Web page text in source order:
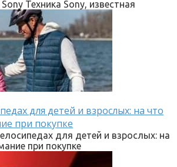
Техника Sony, известная
для детей и взрослых: на что
при покупке
для детей и взрослых: на
при покупке